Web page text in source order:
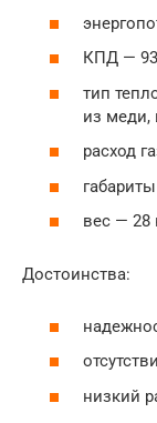
КПД —
тип
из
расход
вес — 28
Достоинства:
низкий